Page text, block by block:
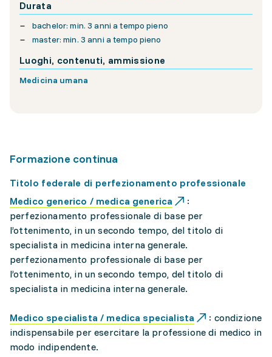
Durata
bachelor: min. 3 anni a tempo pieno
master: min. 3 anni a tempo pieno
Luoghi, contenuti, ammissione
Medicina umana
Formazione continua
Titolo federale di perfezionamento professionale
Medico generico / medica generica
:
perfezionamento professionale di base per
l’ottenimento, in un secondo tempo, del titolo di
specialista in medicina interna generale.
perfezionamento professionale di base per
l’ottenimento, in un secondo tempo, del titolo di
specialista in medicina interna generale.
Medico specialista / medica specialista
: condizione
indispensabile per esercitare la professione di medico in
modo indipendente.